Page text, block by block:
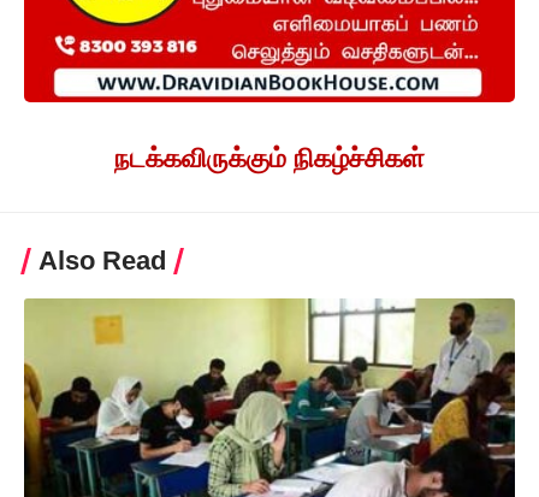
நடக்கவிருக்கும் நிகழ்ச்சிகள்
Also Read